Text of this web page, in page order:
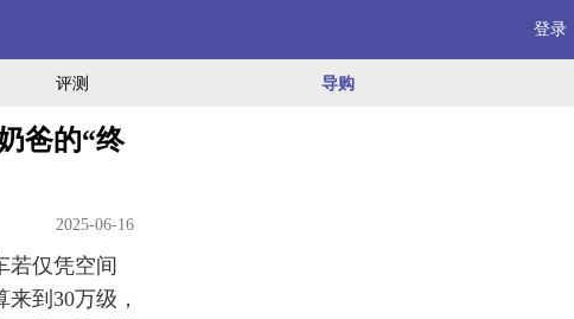
登录
评测 导购
爸的“终
2025-06-16
若仅凭空间
到30万级，